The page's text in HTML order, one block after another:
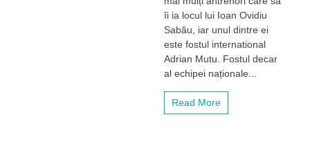
avansate
„U”
Cluj!
îi ia locul lui Ioan Ovidiu
Sabău, iar unul dintre ei
este fostul international
Adrian Mutu. Fostul decar
al echipei naționale...
Read More